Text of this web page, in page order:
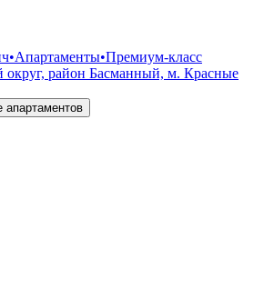
•Апартаменты•Премиум-класс
район Басманный, м. Красные
апартаментов